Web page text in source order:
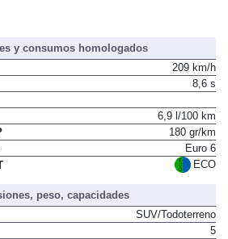
y consumos homologados
209 km/h
8,6 s
6,9 l/100 km
180 gr/km
Euro 6
ECO
peso, capacidades
SUV/Todoterreno
5